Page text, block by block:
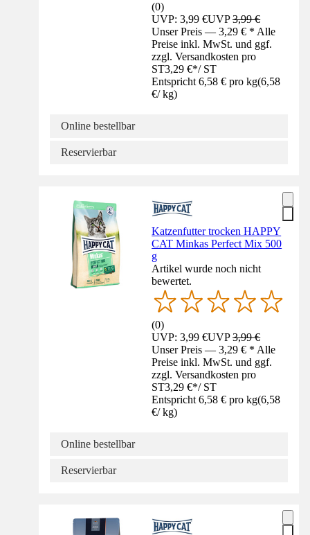
(0)
UVP: 3,99 €UVP3,99 €
Unser Preis — 3,29 € * Alle
Preise inkl. MwSt. und ggf.
zzgl. Versandkosten pro
ST3,29 €*/ ST
Entspricht 6,58 € pro kg(6,58
€/ kg)
Online bestellbar
Reservierbar
Katzenfutter trocken HAPPY
CAT Minkas Perfect Mix 500
g
Artikel wurde noch nicht
bewertet.
(0)
UVP: 3,99 €UVP3,99 €
Unser Preis — 3,29 € * Alle
Preise inkl. MwSt. und ggf.
zzgl. Versandkosten pro
ST3,29 €*/ ST
Entspricht 6,58 € pro kg(6,58
€/ kg)
Online bestellbar
Reservierbar